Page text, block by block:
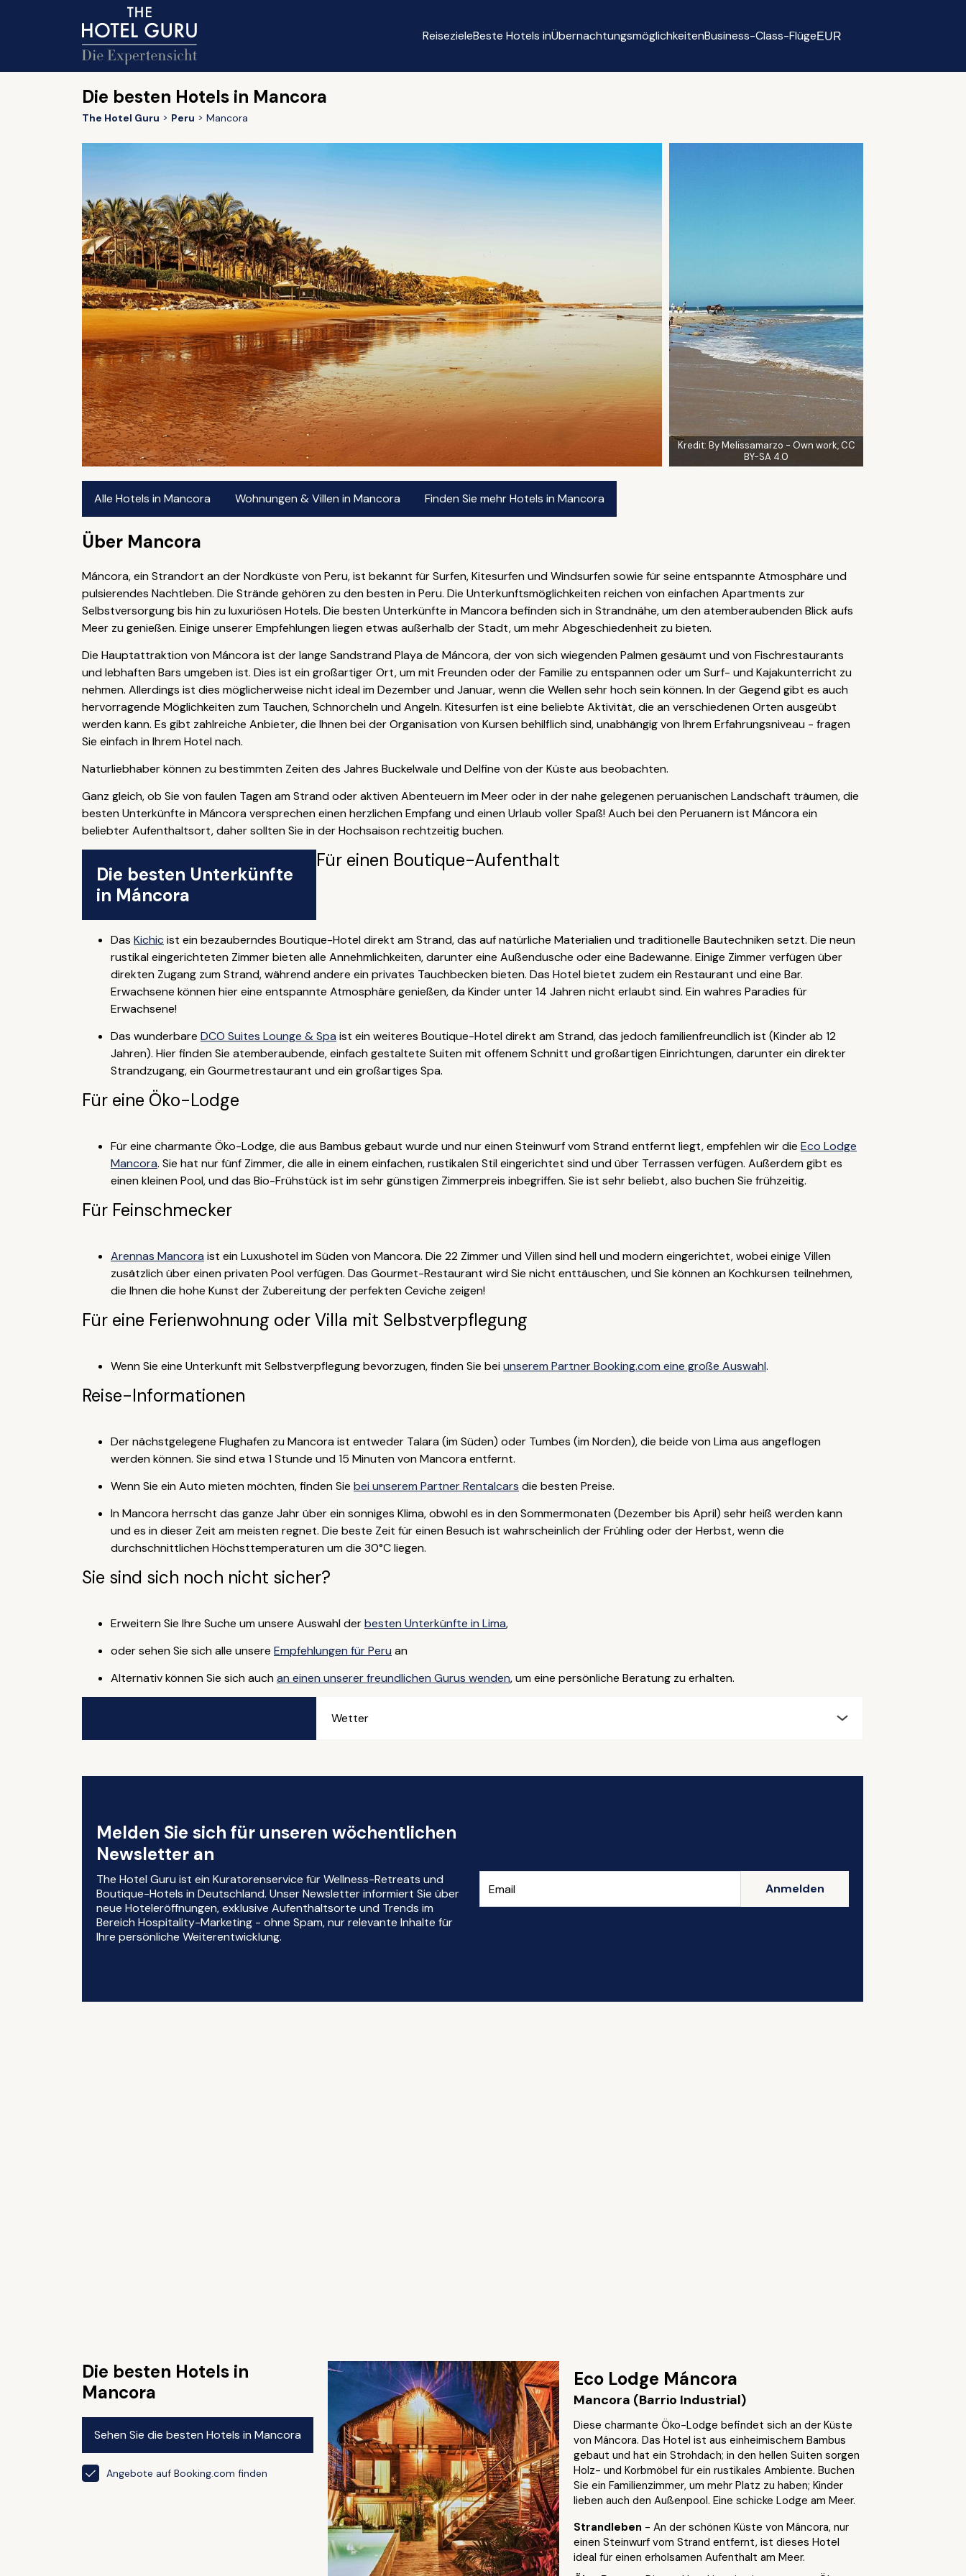
ReisezieleBeste Hotels inÜbernachtungsmöglichkeitenBusiness-Class-FlügeEUR
Die besten Hotels in Mancora
The Hotel Guru Peru Mancora
Kredit: By Melissamarzo - Own work, CC
BY-SA 4.0
Alle Hotels in Mancora Wohnungen & Villen in Mancora Finden Sie mehr Hotels in Mancora
Über Mancora
Máncora, ein Strandort an der Nordküste von Peru, ist bekannt für Surfen, Kitesurfen und Windsurfen sowie für seine entspannte Atmosphäre und
pulsierendes Nachtleben. Die Strände gehören zu den besten in Peru. Die Unterkunftsmöglichkeiten reichen von einfachen Apartments zur
Selbstversorgung bis hin zu luxuriösen Hotels. Die besten Unterkünfte in Mancora befinden sich in Strandnähe, um den atemberaubenden Blick aufs
Meer zu genießen. Einige unserer Empfehlungen liegen etwas außerhalb der Stadt, um mehr Abgeschiedenheit zu bieten.
Die Hauptattraktion von Máncora ist der lange Sandstrand Playa de Máncora, der von sich wiegenden Palmen gesäumt und von Fischrestaurants
und lebhaften Bars umgeben ist. Dies ist ein großartiger Ort, um mit Freunden oder der Familie zu entspannen oder um Surf- und Kajakunterricht zu
nehmen. Allerdings ist dies möglicherweise nicht ideal im Dezember und Januar, wenn die Wellen sehr hoch sein können. In der Gegend gibt es auch
hervorragende Möglichkeiten zum Tauchen, Schnorcheln und Angeln. Kitesurfen ist eine beliebte Aktivität, die an verschiedenen Orten ausgeübt
werden kann. Es gibt zahlreiche Anbieter, die Ihnen bei der Organisation von Kursen behilflich sind, unabhängig von Ihrem Erfahrungsniveau - fragen
Sie einfach in Ihrem Hotel nach.
Naturliebhaber können zu bestimmten Zeiten des Jahres Buckelwale und Delfine von der Küste aus beobachten.
Ganz gleich, ob Sie von faulen Tagen am Strand oder aktiven Abenteuern im Meer oder in der nahe gelegenen peruanischen Landschaft träumen, die
besten Unterkünfte in Máncora versprechen einen herzlichen Empfang und einen Urlaub voller Spaß! Auch bei den Peruanern ist Máncora ein
beliebter Aufenthaltsort, daher sollten Sie in der Hochsaison rechtzeitig buchen.
Die besten Unterkünfte
in Máncora
Für einen Boutique-Aufenthalt
Das Kichicist ein bezauberndes Boutique-Hotel direkt am Strand, das auf natürliche Materialien und traditionelle Bautechniken setzt. Die neun
rustikal eingerichteten Zimmer bieten alle Annehmlichkeiten, darunter eine Außendusche oder eine Badewanne. Einige Zimmer verfügen über
direkten Zugang zum Strand, während andere ein privates Tauchbecken bieten. Das Hotel bietet zudem ein Restaurant und eine Bar.
Erwachsene können hier eine entspannte Atmosphäre genießen, da Kinder unter 14 Jahren nicht erlaubt sind. Ein wahres Paradies für
Erwachsene!
Das wunderbare DCO Suites Lounge & Spa ist ein weiteres Boutique-Hotel direkt am Strand, das jedoch familienfreundlich ist (Kinder ab 12
Jahren). Hier finden Sie atemberaubende, einfach gestaltete Suiten mit offenem Schnitt und großartigen Einrichtungen, darunter ein direkter
Strandzugang, ein Gourmetrestaurant und ein großartiges Spa.
Für eine Öko-Lodge
Für eine charmante Öko-Lodge, die aus Bambus gebaut wurde und nur einen Steinwurf vom Strand entfernt liegt, empfehlen wir die Eco Lodge
Mancora. Sie hat nur fünf Zimmer, die alle in einem einfachen, rustikalen Stil eingerichtet sind und über Terrassen verfügen. Außerdem gibt es
einen kleinen Pool, und das Bio-Frühstück ist im sehr günstigen Zimmerpreis inbegriffen. Sie ist sehr beliebt, also buchen Sie frühzeitig.
Für Feinschmecker
Arennas Mancora ist ein Luxushotel im Süden von Mancora. Die 22 Zimmer und Villen sind hell und modern eingerichtet, wobei einige Villen
zusätzlich über einen privaten Pool verfügen. Das Gourmet-Restaurant wird Sie nicht enttäuschen, und Sie können an Kochkursen teilnehmen,
die Ihnen die hohe Kunst der Zubereitung der perfekten Ceviche zeigen!
Für eine Ferienwohnung oder Villa mit Selbstverpflegung
Wenn Sie eine Unterkunft mit Selbstverpflegung bevorzugen, finden Sie beiunserem Partner Booking.com eine große Auswahl.
Reise-Informationen
Der nächstgelegene Flughafen zu Mancora ist entweder Talara (im Süden) oder Tumbes (im Norden), die beide von Lima aus angeflogen
werden können. Sie sind etwa 1 Stunde und 15 Minuten von Mancora entfernt.
Wenn Sie ein Auto mieten möchten, finden Sie bei unserem Partner Rentalcars die besten Preise.
In Mancora herrscht das ganze Jahr über ein sonniges Klima, obwohl es in den Sommermonaten (Dezember bis April) sehr heiß werden kann
und es in dieser Zeit am meisten regnet. Die beste Zeit für einen Besuch ist wahrscheinlich der Frühling oder der Herbst, wenn die
durchschnittlichen Höchsttemperaturen um die 30°C liegen.
Sie sind sich noch nicht sicher?
Erweitern Sie Ihre Suche um unsere Auswahl derbesten Unterkünfte in Lima,
oder sehen Sie sich alle unsere Empfehlungen für Peru an
Alternativ können Sie sich auchan einen unserer freundlichen Gurus wenden, um eine persönliche Beratung zu erhalten.
Wetter
Melden Sie sich für unseren wöchentlichen
Newsletter an
The Hotel Guru ist ein Kuratorenservice für Wellness-Retreats und
Boutique-Hotels in Deutschland. Unser Newsletter informiert Sie über
neue Hoteleröffnungen, exklusive Aufenthaltsorte und Trends im
Bereich Hospitality-Marketing - ohne Spam, nur relevante Inhalte für
Ihre persönliche Weiterentwicklung.
Anmelden
Die besten Hotels in
Mancora
Sehen Sie die besten Hotels in Mancora
Angebote auf Booking.com finden
Eco Lodge Máncora
Mancora (Barrio Industrial)
Diese charmante Öko-Lodge befindet sich an der Küste
von Máncora. Das Hotel ist aus einheimischem Bambus
gebaut und hat ein Strohdach; in den hellen Suiten sorgen
Holz- und Korbmöbel für ein rustikales Ambiente. Buchen
Sie ein Familienzimmer, um mehr Platz zu haben; Kinder
lieben auch den Außenpool. Eine schicke Lodge am Meer.
Strandleben - An der schönen Küste von Máncora, nur
einen Steinwurf vom Strand entfernt, ist dieses Hotel
ideal für einen erholsamen Aufenthalt am Meer.